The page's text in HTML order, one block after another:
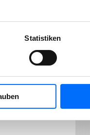
Statistiken
in
das Netz
wurde…